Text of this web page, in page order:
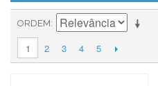
ORDEM
1 2 3 4 5